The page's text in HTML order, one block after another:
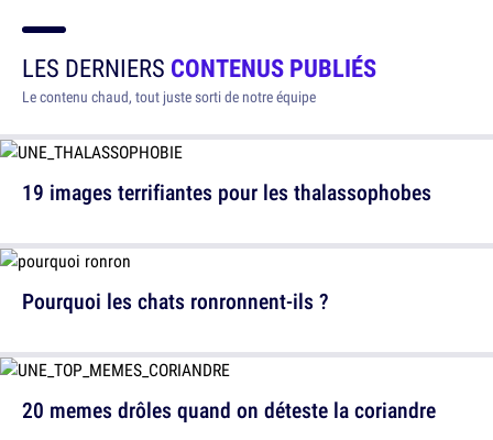
LES DERNIERS CONTENUS PUBLIÉS
Le contenu chaud, tout juste sorti de notre équipe
19 images terrifiantes pour les thalassophobes
20 memes drôles quand on déteste la coriandre
Pourquoi les chats ronronnent-ils ?